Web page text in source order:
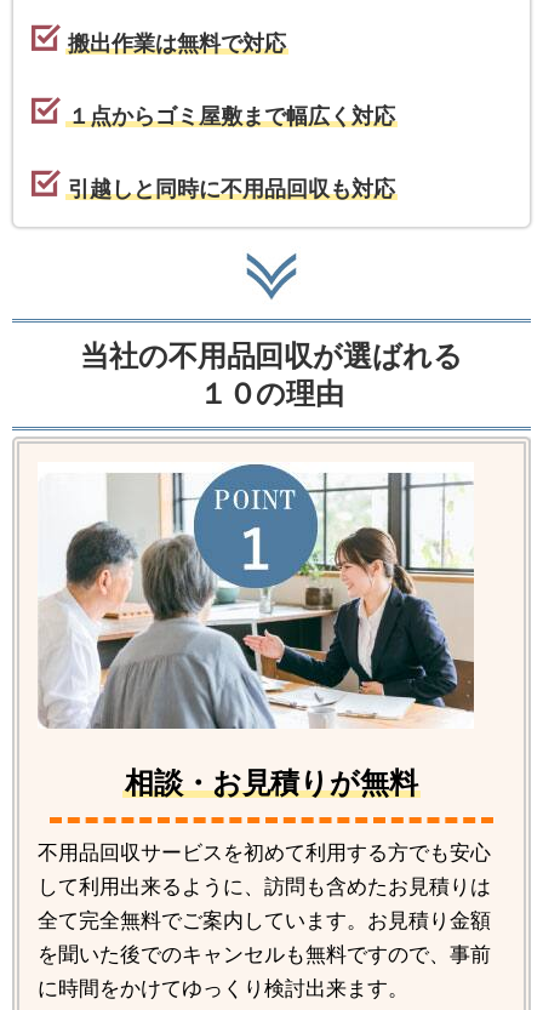
搬出作業は無料で対応
１点からゴミ屋敷まで幅広く対応
引越しと同時に不用品回収も対応
当社の不用品回収が選ばれる
１０の理由
相談・お見積りが無料
不用品回収サービスを初めて利用する方でも安心
して利用出来るように、訪問も含めたお見積りは
全て完全無料でご案内しています。お見積り金額
を聞いた後でのキャンセルも無料ですので、事前
に時間をかけてゆっくり検討出来ます。